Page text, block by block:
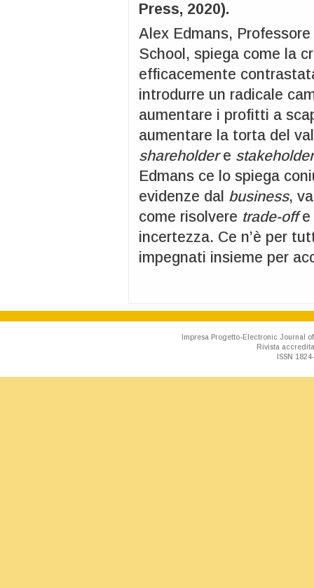
Press, 2020).
Alex Edmans,
School, spiega come la
efficacemente
introdurre un radicale
aumentare i profitti a
aumentare la torta del
shareholdere stakeholder
Edmans ce lo spiega
evidenze dal business,
come risolvere trade-offe
incertezza. Ce n’è per
impegnati insieme per
Impresa Progetto-Electronic Journal
Rivista
ISSN